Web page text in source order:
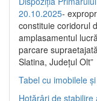
20.10.2025-
constituie coridorul
amplasamentul
parcare
Slatina, Județul Olt”
Tabel cu imobilele
Hotărâri de